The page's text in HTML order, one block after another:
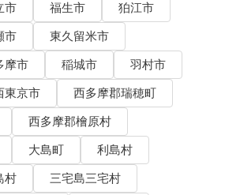
市 福生市
狛江市
市
東久留米市
摩市 稲城市
羽村市
東京市
西多摩郡瑞穂町
西多摩郡檜原村
大島町
利島村
村
三宅島三宅村